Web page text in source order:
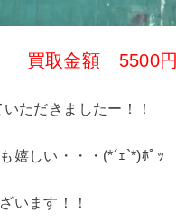
買取金額 5500円
ただきましたー！！
嬉しい・・・(*´ｪ`*)ﾎﾟｯ
います！！